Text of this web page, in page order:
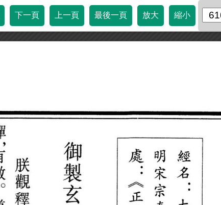
下一頁 上一頁 最後一頁 放大 縮小